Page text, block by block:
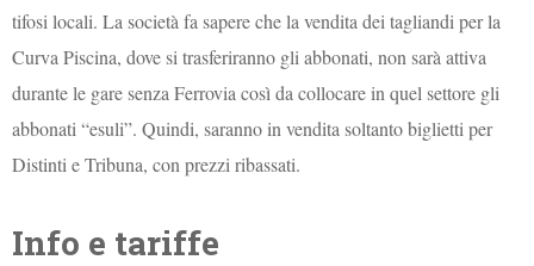
tifosi locali. La società fa sapere che la vendita dei tagliandi per la
Curva Piscina, dove si trasferiranno gli abbonati, non sarà attiva
durante le gare senza Ferrovia così da collocare in quel settore gli
abbonati “esuli”. Quindi, saranno in vendita soltanto biglietti per
Distinti e Tribuna, con prezzi ribassati.
Info e tariffe